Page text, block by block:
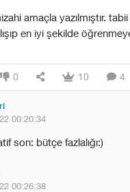
amaçla yazılmıştır.
en iyi şekilde
0 10 4
00:20:34
son: bütçe fazlalığı:)
00:26:38